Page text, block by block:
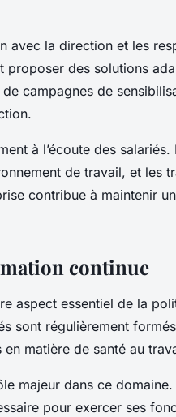
avec la direction et les
proposer des solutions
campagnes de
à l’écoute des
de travail, et les
contribue à maintenir
continue
aspect essentiel de la
sont régulièrement
matière de santé au
majeur dans ce
pour exercer ses